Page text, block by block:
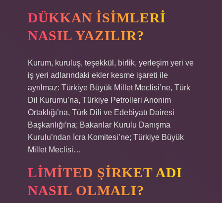
DÜKKAN ISIMLERI
NASIL YAZILIR?
Kurum, kuruluş, teşekkül, birlik, yerleşim yeri ve
iş yeri adlarındaki ekler kesme işareti ile
ayrılmaz: Türkiye Büyük Millet Meclisi’ne, Türk
Dil Kurumu’na, Türkiye Petrolleri Anonim
Ortaklığı’na, Türk Dili ve Edebiyatı Dairesi
Başkanlığı’na; Bakanlar Kurulu Danışma
Kurulu’ndan İcra Komitesi’ne; Türkiye Büyük
Millet Meclisi…
LIMITED ŞIRKET ADI
NASIL OLMALI?